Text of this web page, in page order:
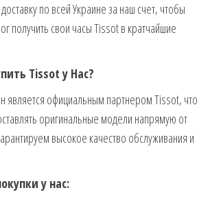
по всей Украине за наш счет, чтобы
получить свои часы Tissot в кратчайшие
Tissot у Нас?
является официальным партнером Tissot, что
оригинальные модели напрямую от
высокое качество обслуживания и
у нас: